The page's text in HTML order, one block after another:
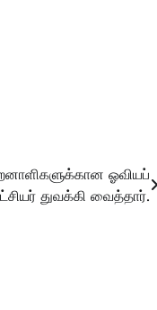
ஓவியப்
துவக்கி வைத்தார்.